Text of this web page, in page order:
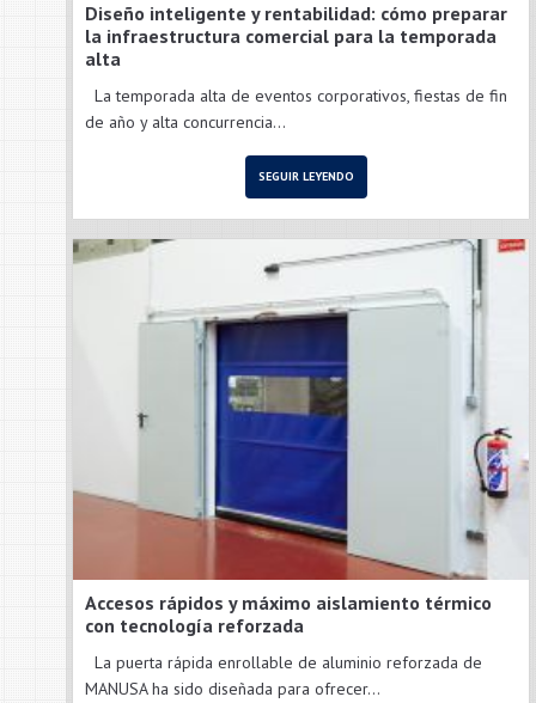
Diseño inteligente y rentabilidad: cómo preparar
la infraestructura comercial para la temporada
alta
La temporada alta de eventos corporativos, fiestas de fin
de año y alta concurrencia...
SEGUIR LEYENDO
Accesos rápidos y máximo aislamiento térmico
con tecnología reforzada
La puerta rápida enrollable de aluminio reforzada de
MANUSA ha sido diseñada para ofrecer...